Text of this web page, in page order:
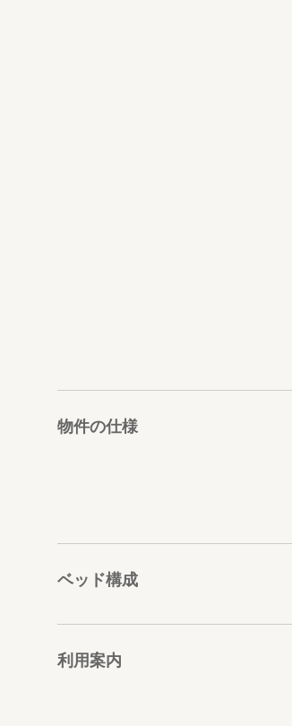
物件の仕様
ベッド構成
利用案内